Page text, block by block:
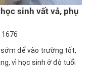
học sinh vất vả, phụ
sớm để vào trường tốt,
vì học sinh ở độ tuổi